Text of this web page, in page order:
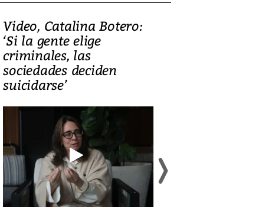
Video, Catalina Botero:
‘Si la gente elige
criminales, las
sociedades deciden
suicidarse’